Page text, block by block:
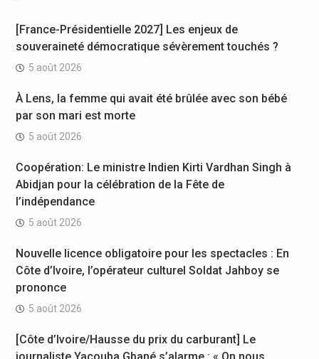
[France-Présidentielle 2027] Les enjeux de
souveraineté démocratique sévèrement touchés ?
5 août 2026
À Lens, la femme qui avait été brûlée avec son bébé
par son mari est morte
5 août 2026
Coopération: Le ministre Indien Kirti Vardhan Singh à
Abidjan pour la célébration de la Fête de
l’indépendance
5 août 2026
Nouvelle licence obligatoire pour les spectacles : En
Côte d’Ivoire, l’opérateur culturel Soldat Jahboy se
prononce
5 août 2026
[Côte d’Ivoire/Hausse du prix du carburant] Le
journaliste Yacouba Gbané s’alarme : « On nous